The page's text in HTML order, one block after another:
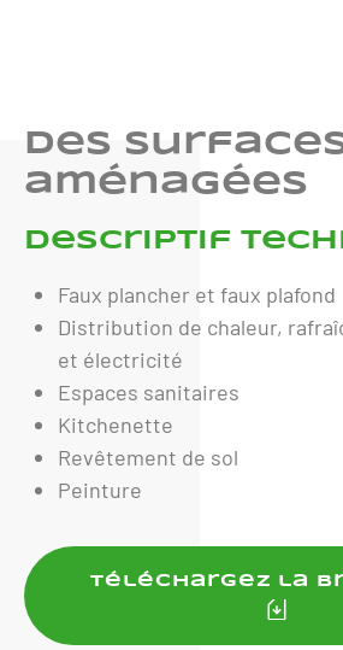
Des
aménagées
Descriptif
Faux plancher et faux plafond
Distribution de chaleur,
et électricité
Espaces sanitaires
Kitchenette
Revêtement de sol
Peinture
Téléchargez la